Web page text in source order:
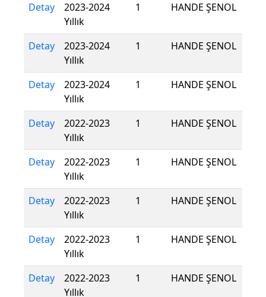
Detay
2023-2024
Yıllık
1 HANDE ŞENOL
Detay
2023-2024
Yıllık
1 HANDE ŞENOL
Detay
2023-2024
Yıllık
1 HANDE ŞENOL
Detay
2022-2023
Yıllık
1 HANDE ŞENOL
Detay
2022-2023
Yıllık
1 HANDE ŞENOL
Detay
2022-2023
Yıllık
1 HANDE ŞENOL
Detay
2022-2023
Yıllık
1 HANDE ŞENOL
Detay
2022-2023
Yıllık
1 HANDE ŞENOL